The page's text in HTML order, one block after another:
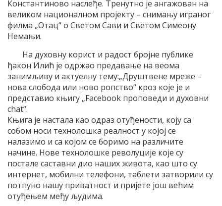
Константиново наслеђе. Тренутно је ангажован на
великом националном пројекту – снимању играног
филма „Отац“ о Светом Сави и Светом Симеону
Немањи.
На духовну корист и радост бројне публике
ђакон Илић је одржао предавање на веома
занимљиву и актуелну тему:„Друштвене мреже –
нова слобода или ново ропство“ кроз које је и
представио књигу „Facebook проповеди и духовни
chat“.
Књига је настала као одраз отуђености, коју са
собом носи технолошка реалност у којој се
налазимо и са којом се боримо на различите
начине. Нове технолошке револуције које су
постале саставни дио наших живота, као што су
интернет, мобилни телефони, таблети затворили су
потпуно нашу приватност и пријете још већим
отуђењем међу људима.